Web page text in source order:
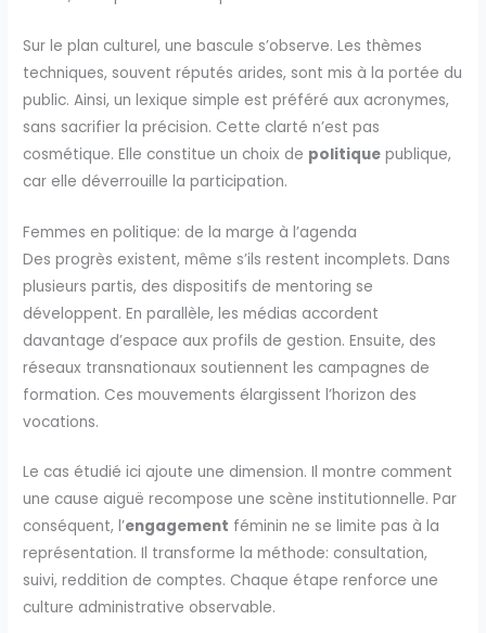
Sur le plan culturel, une bascule s’observe. Les thèmes
techniques, souvent réputés arides, sont mis à la portée du
public. Ainsi, un lexique simple est préféré aux acronymes,
sans sacrifier la précision. Cette clarté n’est pas
cosmétique. Elle constitue un choix de politique publique,
car elle déverrouille la participation.
Femmes en politique: de la marge à l’agenda
Des progrès existent, même s’ils restent incomplets. Dans
plusieurs partis, des dispositifs de mentoring se
développent. En parallèle, les médias accordent
davantage d’espace aux profils de gestion. Ensuite, des
réseaux transnationaux soutiennent les campagnes de
formation. Ces mouvements élargissent l’horizon des
vocations.
Le cas étudié ici ajoute une dimension. Il montre comment
une cause aiguë recompose une scène institutionnelle. Par
conséquent, l’engagement féminin ne se limite pas à la
représentation. Il transforme la méthode: consultation,
suivi, reddition de comptes. Chaque étape renforce une
culture administrative observable.